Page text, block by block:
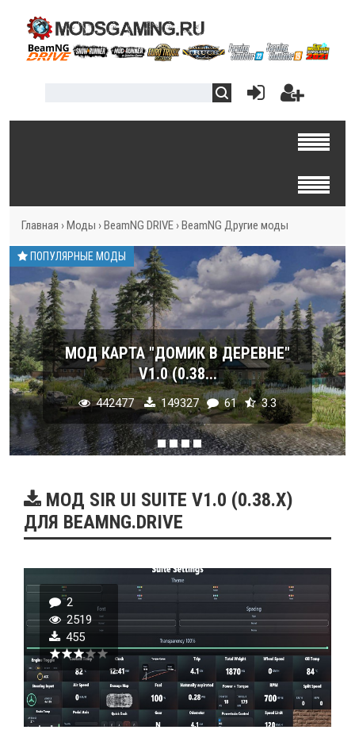
Главная › Моды › BeamNG DRIVE › BeamNG Другие моды
ПОПУЛЯРНЫЕ МОДЫ
МОД КАРТА "ДОМИК В ДЕРЕВНЕ"
V1.0 (0.38...
442477 149327 61 3.3
МОД SIR UI SUITE V1.0 (0.38.X)
ДЛЯ BEAMNG.DRIVE
2
2519
455